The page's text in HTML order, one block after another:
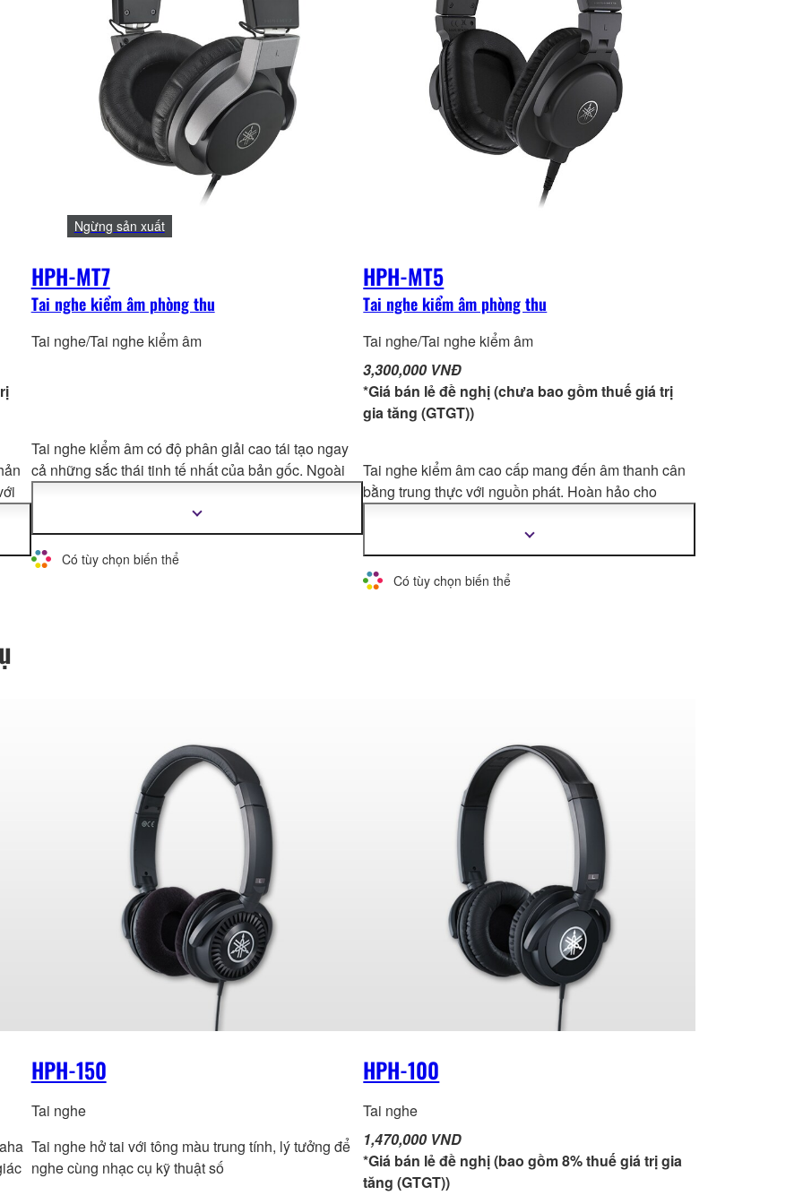
HPH-MT7
Tai nghe kiểm âm phòng thu
Ngừng sản xuất
Tai nghe/Tai nghe kiểm âm
Tai nghe kiểm âm có độ phân giải cao tái tạo ngay
cả những sắc thái tinh tế nhất của bản gốc. Ngoài
HPH-MT7 hoàn hảo để kiểm âm trong các ứng dụng
biểu diễn trực tiếp nhờ mức áp suất âm thanh (SPL)
cao và độ bền vượt trội.
Hiển
Có tùy chọn biến thể
HPH-MT5
Tai nghe kiểm âm phòng thu
Tai nghe/Tai nghe kiểm âm
3,300,000 VNĐ
*Giá bán lẻ đề nghị (chưa bao gồm thuế giá trị
gia tăng (GTGT))
Tai nghe kiểm âm cao cấp mang đến âm thanh cân
bằng trung thực với nguồn phát. Hoàn hảo cho
nhạc cá nhân. Tính di động tuyệt vời nhờ thiết kế
phần cứng có trọng lượng nhẹ và 250g.
Hiển
Có tùy chọn biến thể
HPH-150
Tai nghe
Tai nghe hở tai với tông màu trung tính, lý tưởng để
nghe cùng nhạc cụ kỹ thuật số
HPH-100
Tai nghe
1,470,000 VND
*Giá bán lẻ đề nghị (bao gồm 8% thuế giá trị gia
tăng (GTGT))